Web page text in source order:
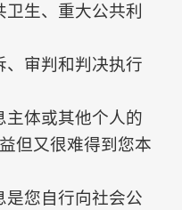
生、重大公共利
、审判和判决执行
主体或其他个人的
但又很难得到您本
是您自行向社会公